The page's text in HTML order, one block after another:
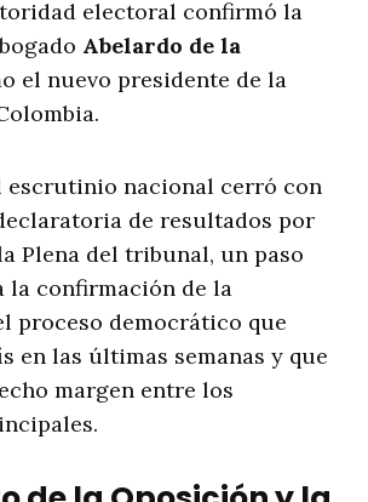
electoral confirmó la
Abelardo de la
el nuevo presidente de la
.
escrutinio nacional cerró con
de resultados por
Plena del tribunal, un paso
la confirmación de la
proceso democrático que
en las últimas semanas y que
margen entre los
.